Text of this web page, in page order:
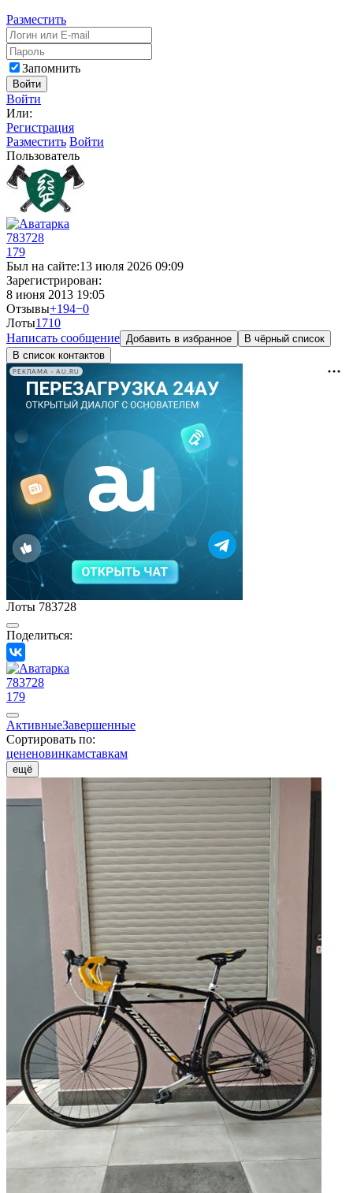
Разместить
Запомнить
Войти
Войти
Или:
Регистрация
Разместить Войти
Пользователь
783728
179
Был на сайте:13 июля 2026 09:09
Зарегистрирован:
8 июня 2013 19:05
Отзывы+194−0
Лоты1710
Написать сообщение Добавить в избранное
В чёрный список
В список контактов
РЕКЛАМА • AU.RU
Лоты 783728
Поделиться:
783728
179
АктивныеЗавершенные
Сортировать по:
цененовинкамставкам
ещё